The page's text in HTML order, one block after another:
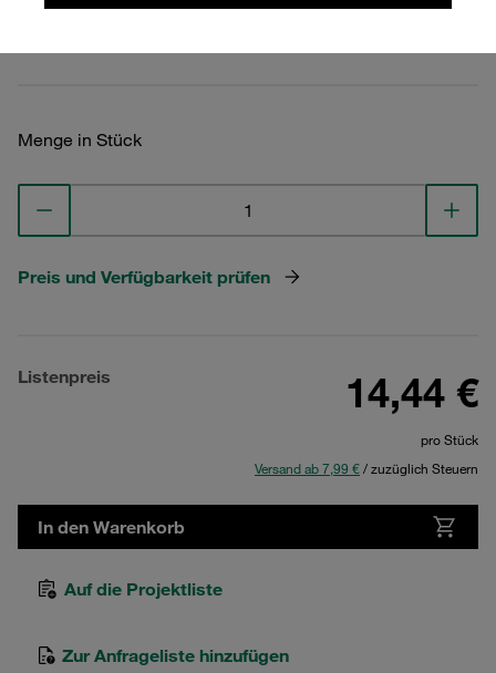
Menge in Stück
Preis und Verfügbarkeit prüfen
Listenpreis 14,44 €
pro Stück
Versand ab 7,99 €/ zuzüglich Steuern
In den Warenkorb
Auf die Projektliste
Zur Anfrageliste hinzufügen